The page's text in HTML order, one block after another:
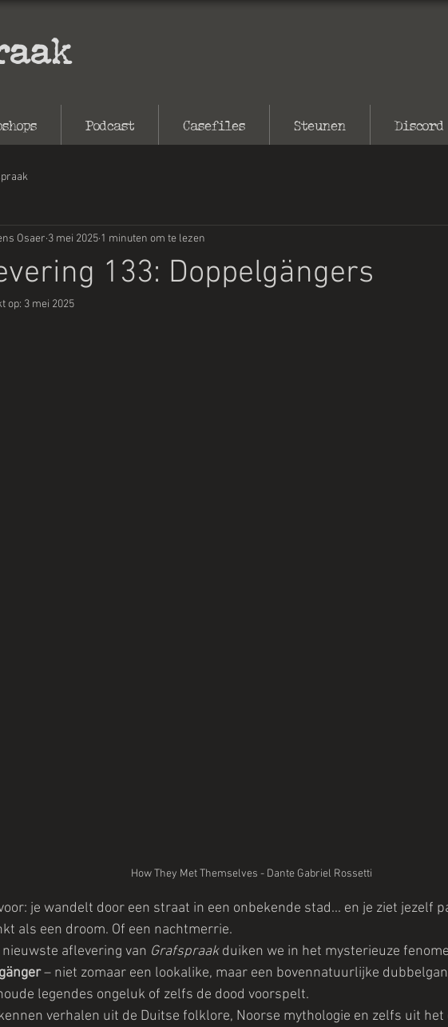
Podcast Casefiles Steunen Discord
133: Doppelgängers
Osaer 3 mei 2025 1 minuten om te lezen
op: 3 mei 2025
How They Met Themselves - Dante Gabriel Rossetti
je wandelt door een straat in een onbekende stad... en je ziet jezelf
als een droom. Of een nachtmerrie.
nieuwste aflevering van Grafspraak duiken we in het mysterieuze
– niet zomaar een lookalike, maar een bovennatuurlijke
legendes ongeluk of zelfs de dood voorspelt.
verhalen uit de Duitse folklore, Noorse mythologie en zelfs uit het